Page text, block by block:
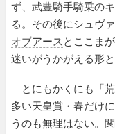
ず、武豊騎手騎乗の
る。その後にシュヴ
オブアース とここま
迷いがうかがえる形と
とにもかくにも「
多い天皇賞・春だけ
うのも無理はない。